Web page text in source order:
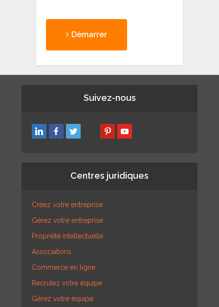
Démarrer
Suivez-nous
Centres juridiques
Créez votre entreprise
Gérez votre entreprise
Propriété intellectuelle
Associations
Commerce en ligne
Recrutez votre équipe
Gérez votre équipe